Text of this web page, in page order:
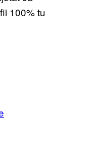
100% tu